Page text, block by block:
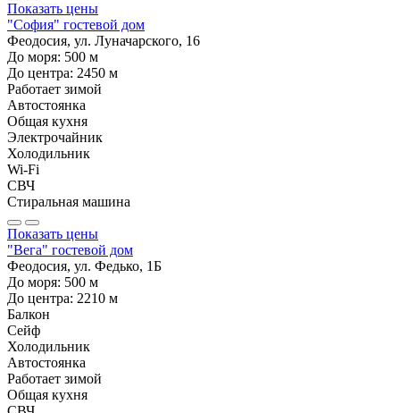
Показать цены
"София" гостевой дом
Феодосия, ул. Луначарского, 16
До моря: 500 м
До центра: 2450 м
Работает зимой
Автостоянка
Общая кухня
Электрочайник
Холодильник
Wi-Fi
СВЧ
Стиральная машина
Показать цены
"Вега" гостевой дом
Феодосия, ул. Федько, 1Б
До моря: 500 м
До центра: 2210 м
Балкон
Сейф
Холодильник
Автостоянка
Работает зимой
Общая кухня